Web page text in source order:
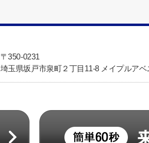
〒350-0231
埼玉県坂戸市泉町２丁目11-8 メイプルアベ